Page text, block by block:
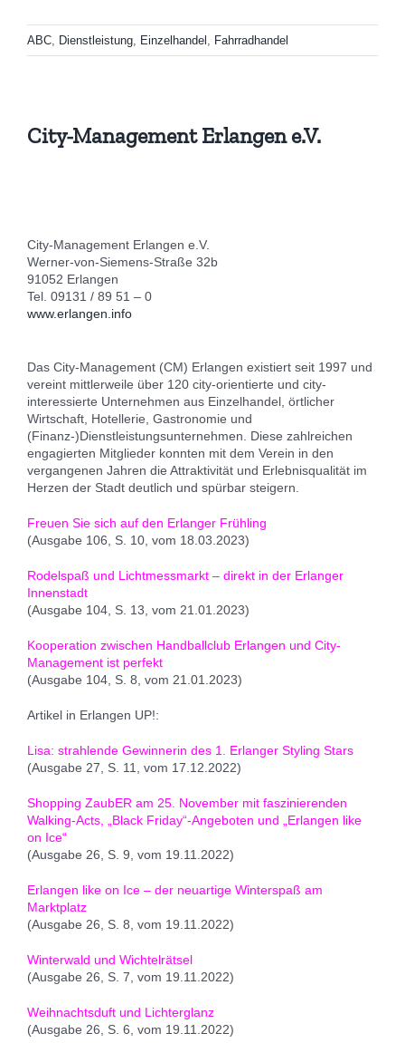
ABC Dienstleistung Einzelhandel Fahrradhandel
City-Management Erlangen e.V.
City-Management Erlangen e.V.
Werner-von-Siemens-Straße 32b
91052 Erlangen
Tel. 09131 / 89 51 – 0
www.erlangen.info
Das City-Management (CM) Erlangen existiert seit 1997 und
vereint mittlerweile über 120 city-orientierte und city-
interessierte Unternehmen aus Einzelhandel, örtlicher
Wirtschaft, Hotellerie, Gastronomie und
(Finanz-)Dienstleistungsunternehmen. Diese zahlreichen
engagierten Mitglieder konnten mit dem Verein in den
vergangenen Jahren die Attraktivität und Erlebnisqualität im
Herzen der Stadt deutlich und spürbar steigern.
Freuen Sie sich auf den Erlanger Frühling
(Ausgabe 106, S. 10, vom 18.03.2023)
Rodelspaß und Lichtmessmarkt – direkt in der Erlanger
Innenstadt
(Ausgabe 104, S. 13, vom 21.01.2023)
Kooperation zwischen Handballclub Erlangen und City-
Management ist perfekt
(Ausgabe 104, S. 8, vom 21.01.2023)
Artikel in Erlangen UP!:
Lisa: strahlende Gewinnerin des 1. Erlanger Styling Stars
(Ausgabe 27, S. 11, vom 17.12.2022)
Shopping ZaubER am 25. November mit faszinierenden
Walking-Acts, „Black Friday“-Angeboten und „Erlangen like
on Ice“
(Ausgabe 26, S. 9, vom 19.11.2022)
Erlangen like on Ice – der neuartige Winterspaß am
Marktplatz
(Ausgabe 26, S. 8, vom 19.11.2022)
Winterwald und Wichtelrätsel
(Ausgabe 26, S. 7, vom 19.11.2022)
Weihnachtsduft und Lichterglanz
(Ausgabe 26, S. 6, vom 19.11.2022)